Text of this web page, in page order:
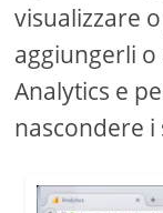
visualizzare
aggiungerli
Analytics e
nascondere